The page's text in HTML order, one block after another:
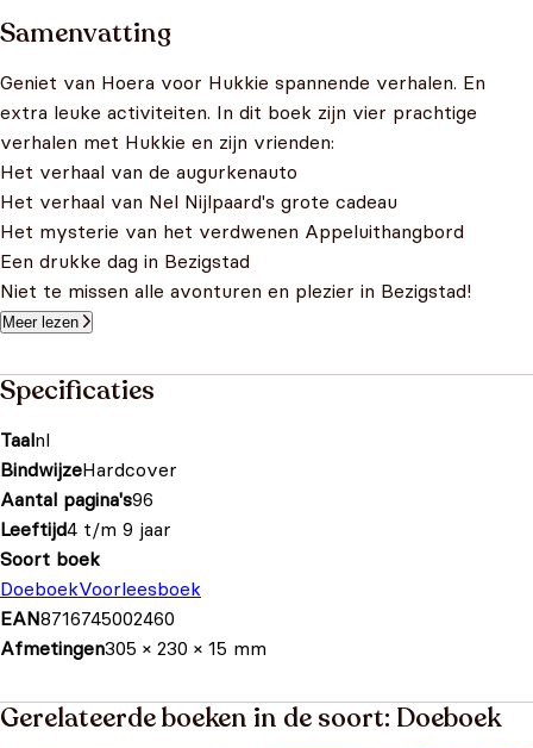
Samenvatting
Geniet van Hoera voor Hukkie spannende verhalen. En
extra leuke activiteiten. In dit boek zijn vier prachtige
verhalen met Hukkie en zijn vrienden:
Het verhaal van de augurkenauto
Het verhaal van Nel Nijlpaard's grote cadeau
Het mysterie van het verdwenen Appeluithangbord
Een drukke dag in Bezigstad
Niet te missen alle avonturen en plezier in Bezigstad!
Meer lezen
Specificaties
Taalnl
BindwijzeHardcover
Aantal pagina's96
Leeftijd4 t/m 9 jaar
Soort boek
DoeboekVoorleesboek
EAN8716745002460
Afmetingen305 × 230 × 15 mm
Gerelateerde boeken in de soort: Doeboek